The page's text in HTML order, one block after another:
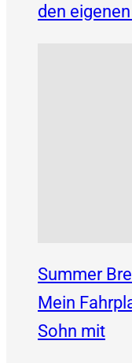
den eigenen
Summer
Mein
Sohn mit